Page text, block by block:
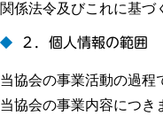
関係法令及びこれに基づ
２．個人情報の範囲
当協会の事業活動の過程
当協会の事業内容につき